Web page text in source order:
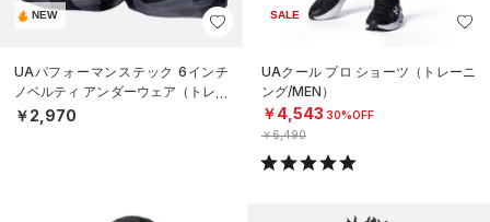
NEW
UAパフォーマンステック 6インチ
ノベルティ アンダーウェア（トレー
ニング/MEN）
￥2,970
SALE
UAクール プロ ショーツ（トレーニ
ング/MEN）
￥4,543 30%OFF
￥6,490